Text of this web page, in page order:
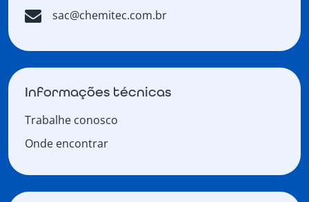
sac@chemitec.com.br
Informações técnicas
Trabalhe conosco
Onde encontrar